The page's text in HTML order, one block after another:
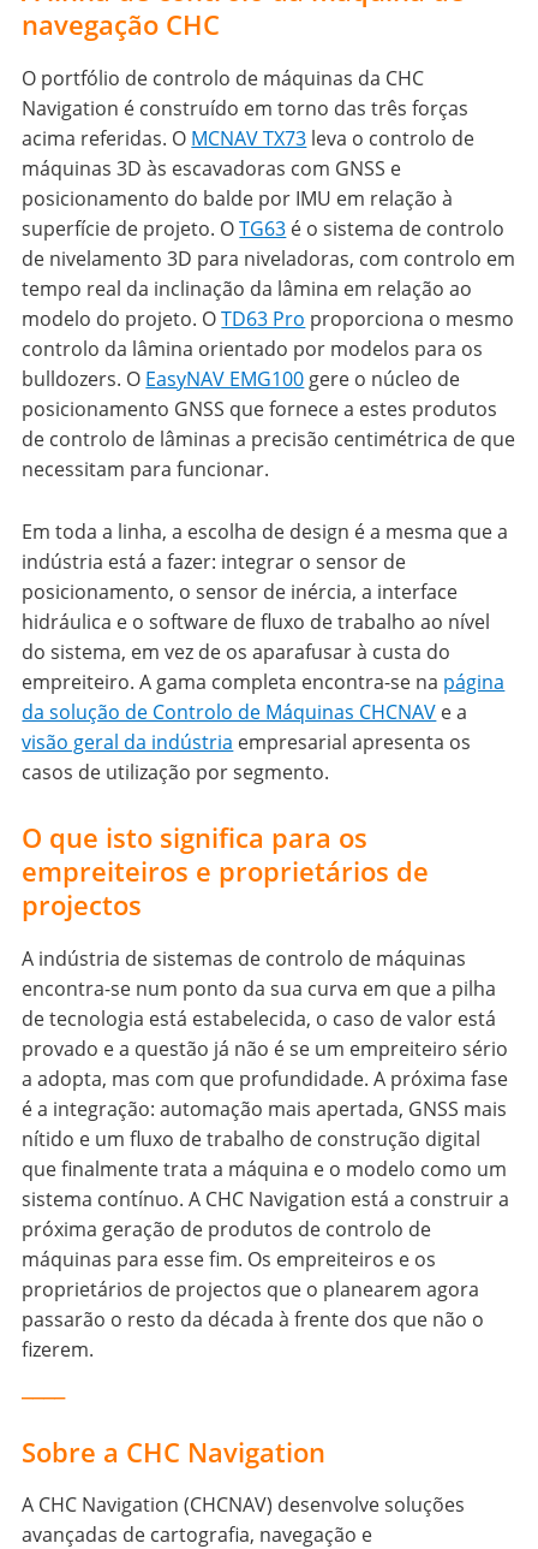
navegação CHC
O portfólio de controlo de máquinas da CHC
Navigation é construído em torno das três forças
acima referidas. O MCNAV TX73 leva o controlo de
máquinas 3D às escavadoras com GNSS e
posicionamento do balde por IMU em relação à
superfície de projeto. OTG63 é o sistema de controlo
de nivelamento 3D para niveladoras, com controlo em
tempo real da inclinação da lâmina em relação ao
modelo do projeto. OTD63 Pro proporciona o mesmo
controlo da lâmina orientado por modelos para os
bulldozers. O EasyNAV EMG100 gere o núcleo de
posicionamento GNSS que fornece a estes produtos
de controlo de lâminas a precisão centimétrica de que
necessitam para funcionar.
Em toda a linha, a escolha de design é a mesma que a
indústria está a fazer: integrar o sensor de
posicionamento, o sensor de inércia, a interface
hidráulica e o software de fluxo de trabalho ao nível
do sistema, em vez de os aparafusar à custa do
empreiteiro. A gama completa encontra-se na página
da solução de Controlo de Máquinas CHCNAV e a
visão geral da indústria empresarial apresenta os
casos de utilização por segmento.
O que isto significa para os
empreiteiros e proprietários de
projectos
A indústria de sistemas de controlo de máquinas
encontra-se num ponto da sua curva em que a pilha
de tecnologia está estabelecida, o caso de valor está
provado e a questão já não é se um empreiteiro sério
a adopta, mas com que profundidade. A próxima fase
é a integração: automação mais apertada, GNSS mais
nítido e um fluxo de trabalho de construção digital
que finalmente trata a máquina e o modelo como um
sistema contínuo. A CHC Navigation está a construir a
próxima geração de produtos de controlo de
máquinas para esse fim. Os empreiteiros e os
proprietários de projectos que o planearem agora
passarão o resto da década à frente dos que não o
fizerem.
Sobre a CHC Navigation
A CHC Navigation (CHCNAV) desenvolve soluções
avançadas de cartografia, navegação e